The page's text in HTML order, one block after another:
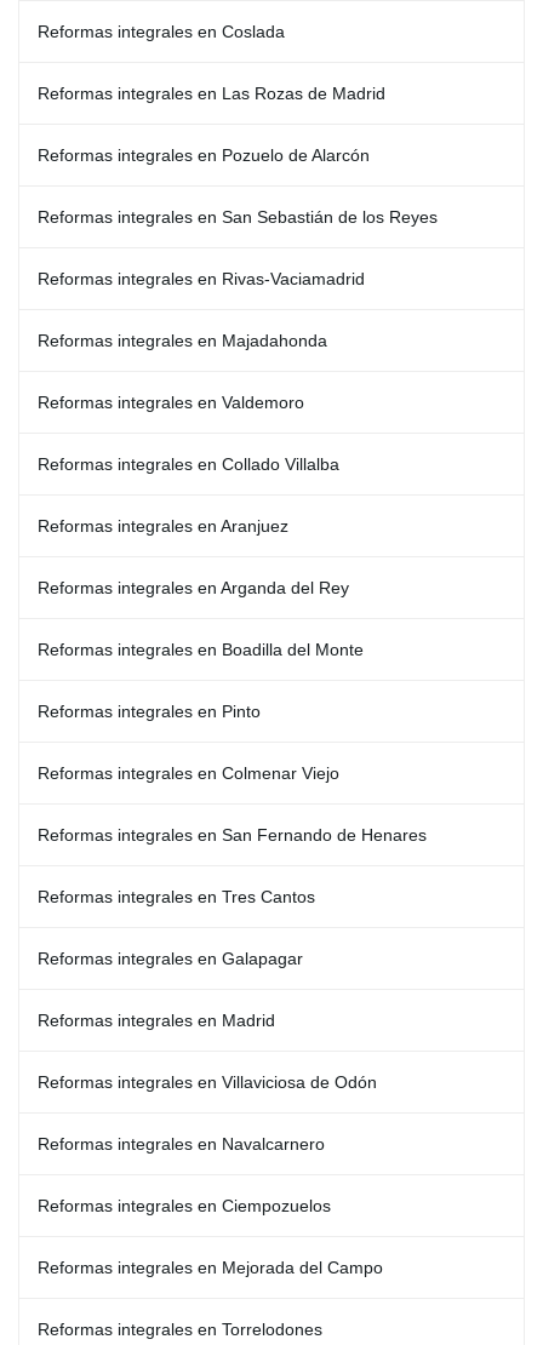
Reformas integrales en Coslada
Reformas integrales en Las Rozas de Madrid
Reformas integrales en Pozuelo de Alarcón
Reformas integrales en San Sebastián de los Reyes
Reformas integrales en Rivas-Vaciamadrid
Reformas integrales en Majadahonda
Reformas integrales en Valdemoro
Reformas integrales en Collado Villalba
Reformas integrales en Aranjuez
Reformas integrales en Arganda del Rey
Reformas integrales en Boadilla del Monte
Reformas integrales en Pinto
Reformas integrales en Colmenar Viejo
Reformas integrales en San Fernando de Henares
Reformas integrales en Tres Cantos
Reformas integrales en Galapagar
Reformas integrales en Madrid
Reformas integrales en Villaviciosa de Odón
Reformas integrales en Navalcarnero
Reformas integrales en Ciempozuelos
Reformas integrales en Mejorada del Campo
Reformas integrales en Torrelodones